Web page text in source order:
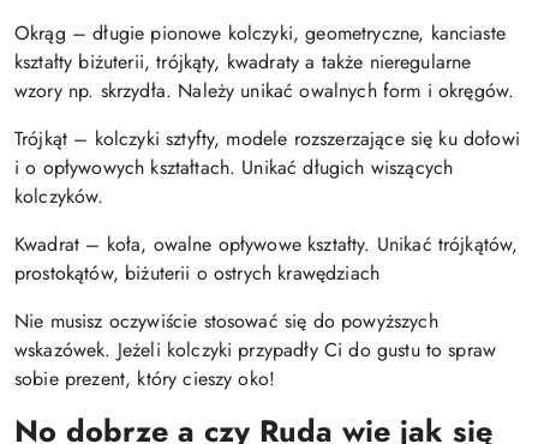
Okrąg – długie pionowe kolczyki, geometryczne, kanciaste
kształty biżuterii, trójkąty, kwadraty a także nieregularne
wzory np. skrzydła. Należy unikać owalnych form i okręgów.
Trójkąt – kolczyki sztyfty, modele rozszerzające się ku dołowi
i o opływowych kształtach. Unikać długich wiszących
kolczyków.
Kwadrat – koła, owalne opływowe kształty. Unikać trójkątów,
prostokątów, biżuterii o ostrych krawędziach
Nie musisz oczywiście stosować się do powyższych
wskazówek. Jeżeli kolczyki przypadły Ci do gustu to spraw
sobie prezent, który cieszy oko!
No dobrze a czy Ruda wie jak się